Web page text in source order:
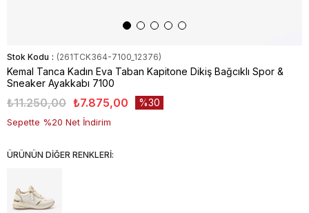
Stok Kodu (261TCK364-7100_12376)
Kemal Tanca Kadın Eva Taban Kapitone Dikiş Bağcıklı Spor &
Sneaker Ayakkabı 7100
₺11.250,00 ₺7.875,00 30
Sepette %20 Net İndirim
ÜRÜNÜN DİĞER RENKLERİ: